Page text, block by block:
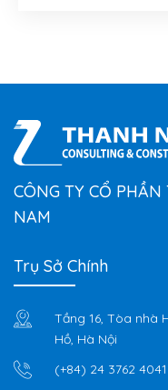
CÔNG TY CỔ
NAM
Trụ Sở Chính
Tầng 16, Tòa nhà
Hồ, Hà Nội
(+84) 24 3762 4041